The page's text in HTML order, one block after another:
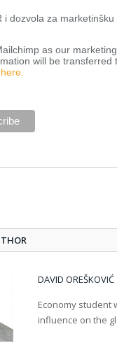
i dozvola za marketinšku
as our
will be transferred
DAVID OREŠKOVIĆ
Economy student
influence on the